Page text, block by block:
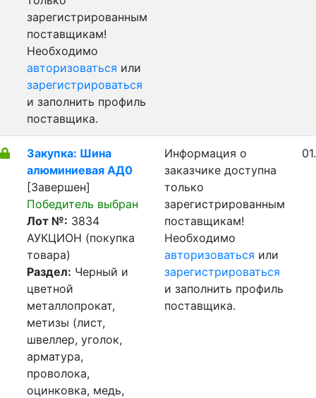
зарегистрированным
поставщикам!
Необходимо
авторизоваться или
зарегистрироваться
и заполнить профиль
поставщика.
Закупка: Шина
алюминиевая АД0
[Завершен]
Победитель выбран
Лот №: 3834
АУКЦИОН (покупка
товара)
Раздел: Черный и
цветной
металлопрокат,
метизы (лист,
швеллер, уголок,
арматура,
проволока,
оцинковка, медь,
Информация о
заказчике доступна
только
зарегистрированным
поставщикам!
Необходимо
авторизоваться или
зарегистрироваться
и заполнить профиль
поставщика.